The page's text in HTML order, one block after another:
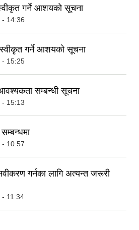
गर्ने आशयको सूचना
- 14:36
गर्ने आशयको सूचना
- 15:25
आवश्यकता सम्बन्धी सूचना
- 15:13
- 10:57
गर्नका लागि अत्यन्त जरूरी
- 11:34